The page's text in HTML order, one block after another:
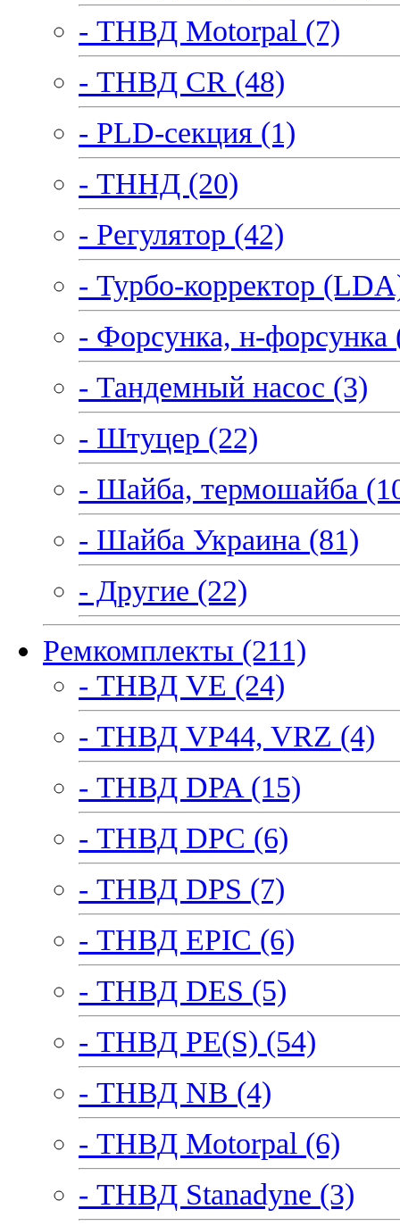
- ТНВД Motorpal (7)
- ТНВД CR (48)
- PLD-секция (1)
- ТННД (20)
- Регулятор (42)
- Турбо-корректор
- Форсунка, н-форсунка
- Тандемный насос (3)
- Штуцер (22)
- Шайба, термошайба
- Шайба Украина (81)
- Другие (22)
Ремкомплекты (211)
- ТНВД VE (24)
- ТНВД VP44, VRZ (4)
- ТНВД DPA (15)
- ТНВД DPC (6)
- ТНВД DPS (7)
- ТНВД EPIC (6)
- ТНВД DES (5)
- ТНВД PE(S) (54)
- ТНВД NB (4)
- ТНВД Motorpal (6)
- ТНВД Stanadyne (3)